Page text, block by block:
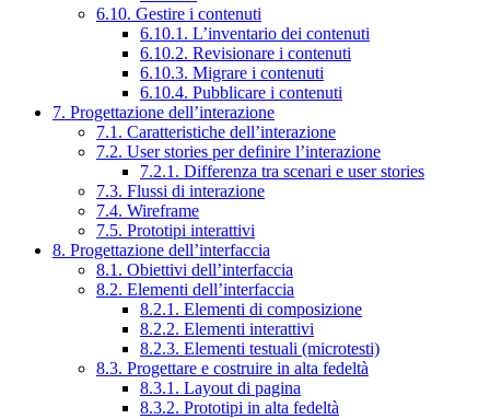
6.10. Gestire i contenuti
6.10.1. L’inventario dei contenuti
6.10.2. Revisionare i contenuti
6.10.3. Migrare i contenuti
6.10.4. Pubblicare i contenuti
7. Progettazione dell’interazione
7.1. Caratteristiche dell’interazione
7.2. User stories per definire l’interazione
7.2.1. Differenza tra scenari e user stories
7.3. Flussi di interazione
7.4. Wireframe
7.5. Prototipi interattivi
8. Progettazione dell’interfaccia
8.1. Obiettivi dell’interfaccia
8.2. Elementi dell’interfaccia
8.2.1. Elementi di composizione
8.2.2. Elementi interattivi
8.2.3. Elementi testuali (microtesti)
8.3. Progettare e costruire in alta fedeltà
8.3.1. Layout di pagina
8.3.2. Prototipi in alta fedeltà